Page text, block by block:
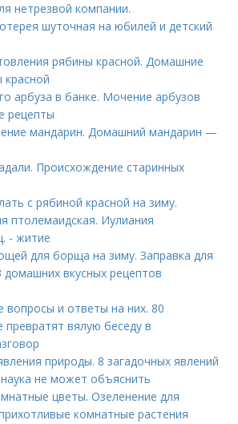
нетрезвой компании.
шуточная на юбилей и детский
рябины красной. Домашние
красной
арбуза в банке. Мочение арбузов
рецепты
мандарин. Домашний мандарин —
Происхождение старинных
с рябиной красной на зиму.
птолемаидская. Иулиания
- житие
для борща на зиму. Заправка для
вкусных рецептов
и ответы на них. 80
вялую беседу в
природы. 8 загадочных явлений
не может объяснить
цветы. Озеленение для
комнатные растения